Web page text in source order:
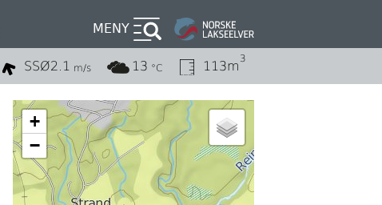
MENY
SSØ2.1 m/s 13 °C 113m 3
+
−